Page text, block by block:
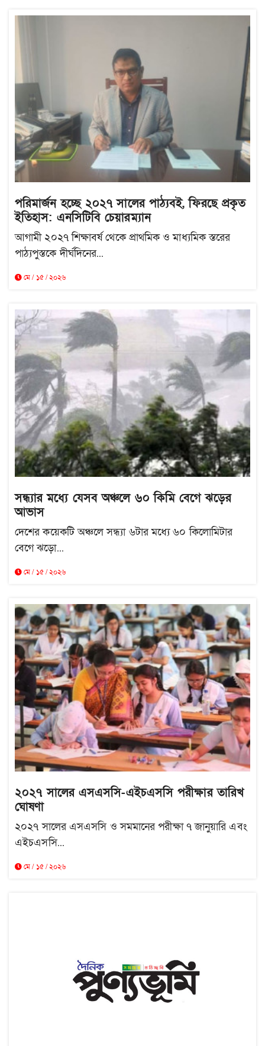
পরিমার্জন হচ্ছে ২০২৭ সালের পাঠ্যবই, ফিরছে প্রকৃত
ইতিহাস: এনসিটিবি চেয়ারম্যান
আগামী ২০২৭ শিক্ষাবর্ষ থেকে প্রাথমিক ও মাধ্যমিক স্তরের
পাঠ্যপুস্তকে দীর্ঘদিনের...
মে / ১৫ / ২০২৬
সন্ধ্যার মধ্যে যেসব অঞ্চলে ৬০ কিমি বেগে ঝড়ের
আভাস
দেশের কয়েকটি অঞ্চলে সন্ধ্যা ৬টার মধ্যে ৬০ কিলোমিটার
বেগে ঝড়ো...
মে / ১৫ / ২০২৬
২০২৭ সালের এসএসসি-এইচএসসি পরীক্ষার তারিখ
ঘোষণা
২০২৭ সালের এসএসসি ও সমমানের পরীক্ষা ৭ জানুয়ারি এবং
এইচএসসি...
মে / ১৫ / ২০২৬